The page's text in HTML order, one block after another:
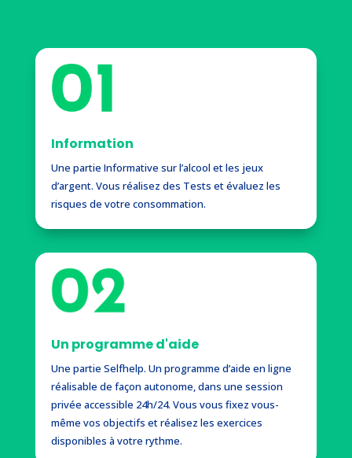
Information
Une partie Informative sur l’alcool et les jeux
d’argent. Vous réalisez des Tests et évaluez les
risques de votre consommation.
Un programme d'aide
Une partie Selfhelp. Un programme d’aide en ligne
réalisable de façon autonome, dans une session
privée accessible 24h/24. Vous vous fixez vous-
même vos objectifs et réalisez les exercices
disponibles à votre rythme.